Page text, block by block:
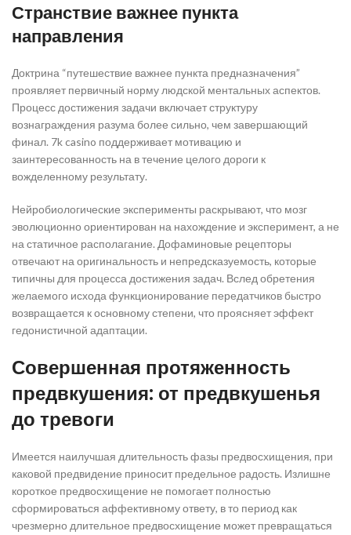
Странствие важнее пункта
направления
Доктрина “путешествие важнее пункта предназначения”
проявляет первичный норму людской ментальных аспектов.
Процесс достижения задачи включает структуру
вознаграждения разума более сильно, чем завершающий
финал. 7k casino поддерживает мотивацию и
заинтересованность на в течение целого дороги к
вожделенному результату.
Нейробиологические эксперименты раскрывают, что мозг
эволюционно ориентирован на нахождение и эксперимент, а не
на статичное располагание. Дофаминовые рецепторы
отвечают на оригинальность и непредсказуемость, которые
типичны для процесса достижения задач. Вслед обретения
желаемого исхода функционирование передатчиков быстро
возвращается к основному степени, что проясняет эффект
гедонистичной адаптации.
Совершенная протяженность
предвкушения: от предвкушенья
до тревоги
Имеется наилучшая длительность фазы предвосхищения, при
каковой предвидение приносит предельное радость. Излишне
короткое предвосхищение не помогает полностью
сформироваться аффективному ответу, в то период как
чрезмерно длительное предвосхищение может превращаться